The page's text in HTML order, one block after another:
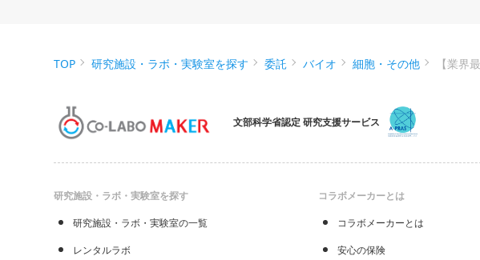
TOP 研究施設・ラボ・実験室を探す 委託 バイオ 細胞・その他 【業界
文部科学省認定 研究支援サービス
研究施設・ラボ・実験室を探す
研究施設・ラボ・実験室の一覧
レンタルラボ
コラボメーカーとは
コラボメーカーとは
安心の保険